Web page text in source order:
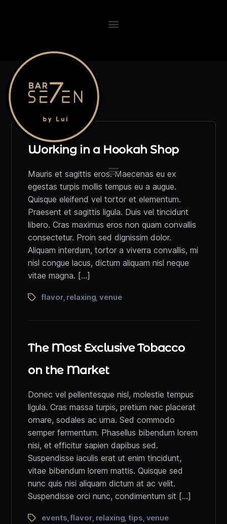
Working in a Hookah Shop
Mauris et sagittis eros. Maecenas eu ex
egestas turpis mollis tempus eu a augue.
Quisque eleifend vel tortor et elementum.
Praesent et sagittis ligula. Duis vel tincidunt
libero. Cras maximus eros non quam convallis
consectetur. Proin sed dignissim dolor.
Aliquam interdum, tortor a viverra convallis, mi
nisl congue lacus, dictum aliquam nisl neque
vitae magna. […]
flavor, relaxing ,venue
The Most Exclusive Tobacco
on the Market
Donec vel pellentesque nisl, molestie tempus
ligula. Cras massa turpis, pretium nec placerat
ornare, sodales ac urna. Sed commodo
semper fermentum. Phasellus bibendum lorem
nisi, et efficitur sapien dapibus sed.
Suspendisse iaculis erat ut enim tincidunt,
vitae bibendum lorem mattis. Quisque sed
nunc quis nisi aliquam dictum at ac velit.
Suspendisse orci nunc, condimentum sit […]
events ,flavor, relaxing tips venue